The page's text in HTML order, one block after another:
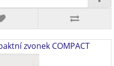
zvonek COMPACT